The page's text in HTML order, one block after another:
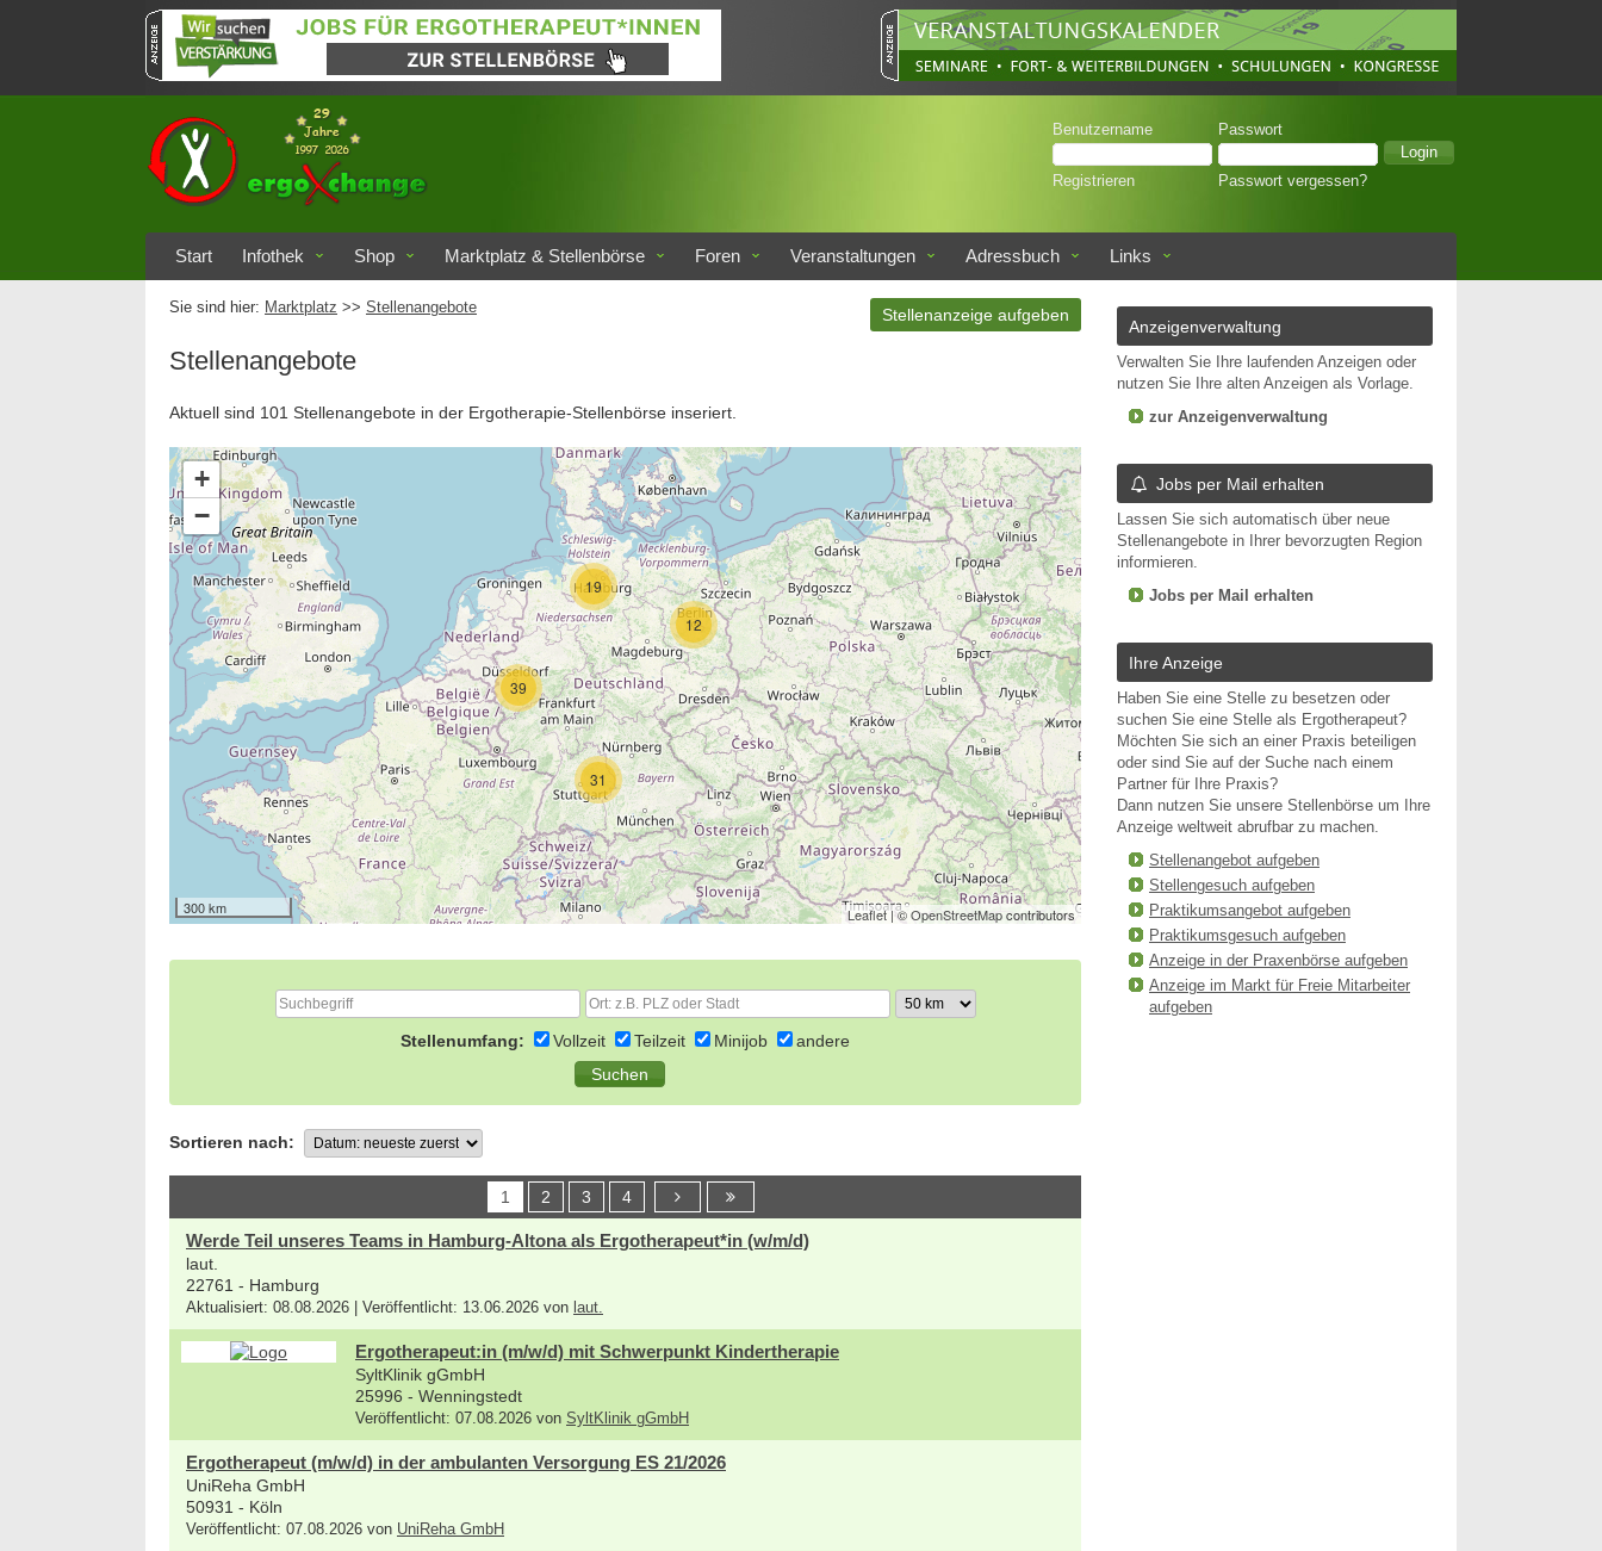
Benutzername Passwort
Registrieren Passwort vergessen?
Start Infothek Shop Marktplatz & Stellenbörse Foren Veranstaltungen Adressbuch Links
Sie sind hier: Marktplatz >> Stellenangebote Stellenanzeige aufgeben
Stellenangebote
Aktuell sind 101 Stellenangebote in der Ergotherapie-Stellenbörse inseriert.
19
12
31
39
+
−
300 km Leaflet| ©OpenStreetMapcontributors
Stellenumfang: Vollzeit Teilzeit Minijob andere
Sortieren nach:
1 2 3 4
Werde Teil unseres Teams in Hamburg-Altona als Ergotherapeut*in (w/m/d)
laut.
22761 - Hamburg
Aktualisiert: 08.08.2026 | Veröffentlicht: 13.06.2026 von laut.
Ergotherapeut:in (m/w/d) mit Schwerpunkt Kindertherapie
SyltKlinik gGmbH
25996 - Wenningstedt
Veröffentlicht: 07.08.2026 von SyltKlinik gGmbH
Ergotherapeut (m/w/d) in der ambulanten Versorgung ES 21/2026
UniReha GmbH
50931 - Köln
Veröffentlicht: 07.08.2026 von UniReha GmbH
Anzeigenverwaltung
Verwalten Sie Ihre laufenden Anzeigen oder
nutzen Sie Ihre alten Anzeigen als Vorlage.
zur Anzeigenverwaltung
Jobs per Mail erhalten
Lassen Sie sich automatisch über neue
Stellenangebote in Ihrer bevorzugten Region
informieren.
Jobs per Mail erhalten
Ihre Anzeige
Haben Sie eine Stelle zu besetzen oder
suchen Sie eine Stelle als Ergotherapeut?
Möchten Sie sich an einer Praxis beteiligen
oder sind Sie auf der Suche nach einem
Partner für Ihre Praxis?
Dann nutzen Sie unsere Stellenbörse um Ihre
Anzeige weltweit abrufbar zu machen.
Stellenangebot aufgeben
Stellengesuch aufgeben
Praktikumsangebot aufgeben
Praktikumsgesuch aufgeben
Anzeige in der Praxenbörse aufgeben
Anzeige im Markt für Freie Mitarbeiter
aufgeben